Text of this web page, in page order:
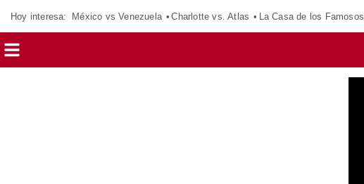
Hoy interesa: México vs Venezuela Charlotte vs. Atlas La Casa de los Famosos